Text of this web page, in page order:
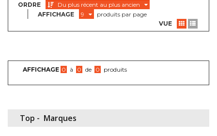
ORDRE
Du plus récent au plus ancien
AFFICHAGE
9
produits par page
VUE
AFFICHAGE 0 à 0 de 0 produits
Top - Marques